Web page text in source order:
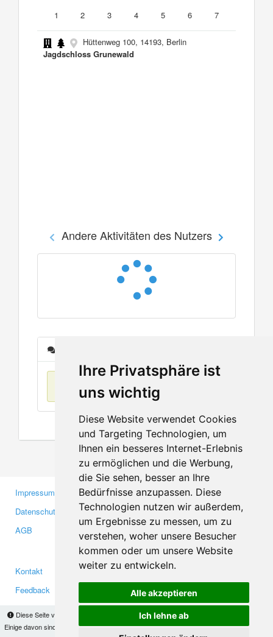
Ihre Privatsphäre ist
uns wichtig
Diese Website verwendet Cookies
und Targeting Technologien, um
Ihnen ein besseres Internet-Erlebnis
zu ermöglichen und die Werbung,
die Sie sehen, besser an Ihre
Bedürfnisse anzupassen. Diese
Technologien nutzen wir außerdem,
um Ergebnisse zu messen, um zu
verstehen, woher unsere Besucher
kommen oder um unsere Website
weiter zu entwickeln.
Alle akzeptieren
Ich lehne ab
Diese Seite verwendet Cookies, um Informationen auf Ihrem Computer zu speichern.
Einige davon sind notwendig, damit unsere Seite funktioniert, andere helfen uns dabei, das
1
2 3 4 5 6 7
Hüttenweg 100, 14193, Berlin
Jagdschloss Grunewald
Andere Aktivitäten des Nutzers
Keine Einträge
Impressum
Datenschutzerklärung
AGB
Gewerbetreibende
Investoren
Medien
Kontakt
Feedback
Facebook
Twitter
YouTube
Google+